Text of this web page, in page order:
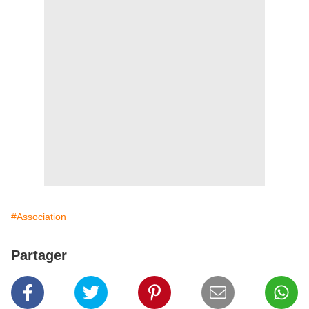
#Association
Partager